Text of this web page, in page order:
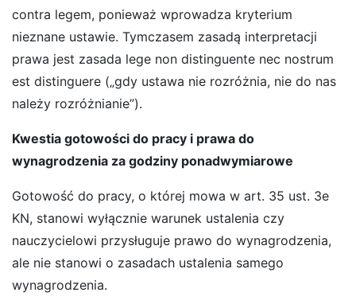
contra legem, ponieważ wprowadza kryterium
nieznane ustawie. Tymczasem zasadą interpretacji
prawa jest zasada lege non distinguente nec nostrum
est distinguere („gdy ustawa nie rozróżnia, nie do nas
należy rozróżnianie”).
Kwestia gotowości do pracy i prawa do
wynagrodzenia za godziny ponadwymiarowe
Gotowość do pracy, o której mowa w art. 35 ust. 3e
KN, stanowi wyłącznie warunek ustalenia czy
nauczycielowi przysługuje prawo do wynagrodzenia,
ale nie stanowi o zasadach ustalenia samego
wynagrodzenia.